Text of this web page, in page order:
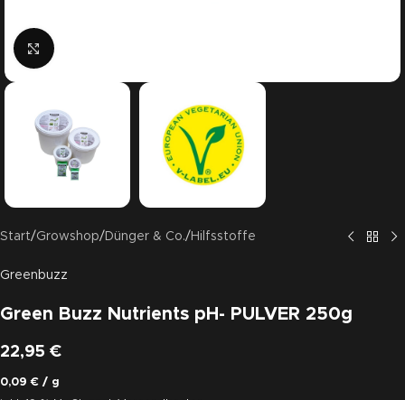
Click to enlarge
Start/Growshop/ Dünger & Co./ Hilfsstoffe
Greenbuzz
Green Buzz Nutrients pH- PULVER 250g
22,95 €
0,09€ / g